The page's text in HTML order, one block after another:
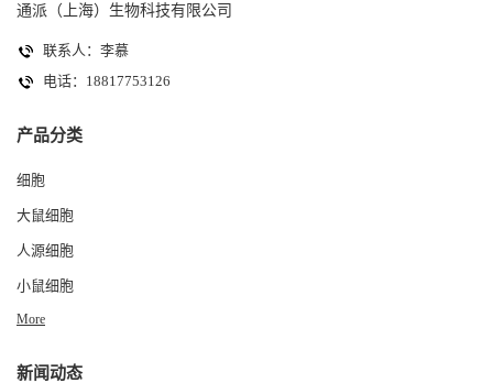
通派（上海）生物科技有限公司
联系人：李慕
电话：18817753126
产品分类
细胞
大鼠细胞
人源细胞
小鼠细胞
More
新闻动态